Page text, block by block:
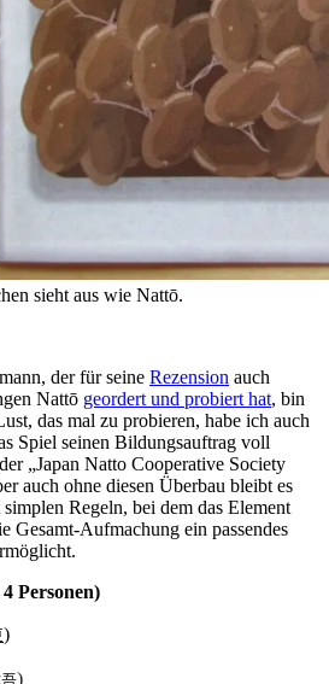
sieht aus wie Nattō.
der für seine Rezension auch
Nattō geordert und probiert hat, bin
das mal zu probieren, habe ich auch
Spiel seinen Bildungsauftrag voll
„Japan Natto Cooperative Society
auch ohne diesen Überbau bleibtes
Regeln, bei dem das Element
Gesamt-Aufmachung ein passendes
Personen)
)
)